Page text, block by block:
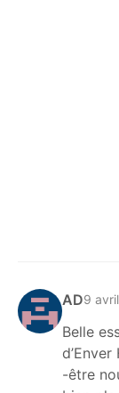
AD9
Belle
-être